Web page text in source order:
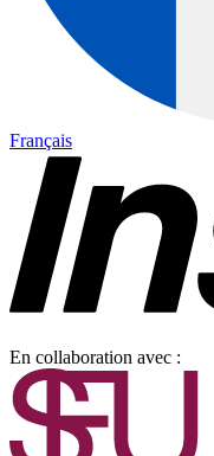
Français
En collaboration avec :